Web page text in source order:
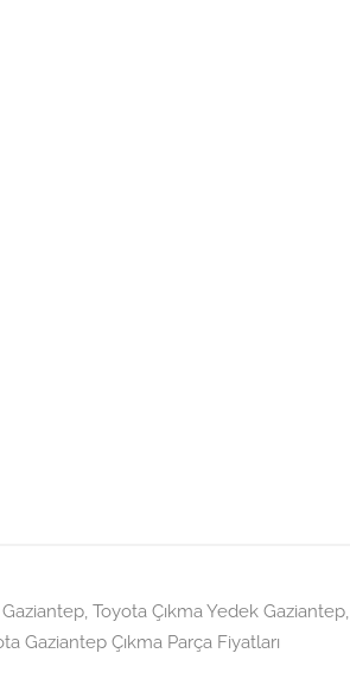
, Toyota Çıkma Yedek Gaziantep,
Gaziantep Çıkma Parça Fiyatları